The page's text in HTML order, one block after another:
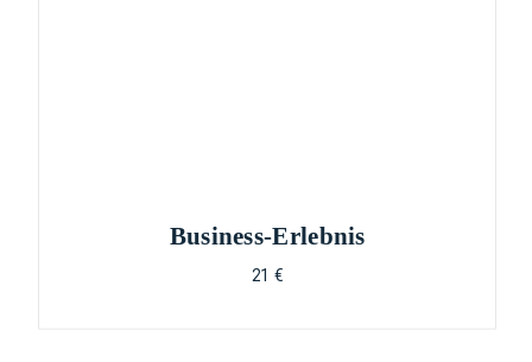
Business-Erlebnis
21 €